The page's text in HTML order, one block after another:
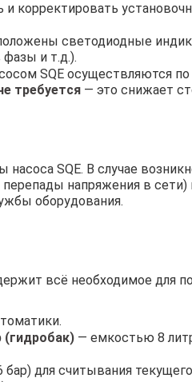
и корректировать
светодиодные
фазы и т.д.).
SQE осуществляются
требуется — это снижает
SQE. В случае
напряжения в
оборудования.
всё необходимое для
(гидробак) — емкостью 8
для считывания